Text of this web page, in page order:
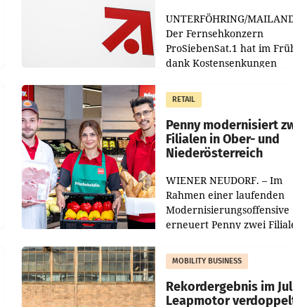
UNTERFÖHRING/
Der Fernsehkonzern
ProSiebenSat.1 hat im
dank Kostensenkungen
gemacht und die
Markterwartung deutlich
übertroffen.
RETAIL
Penny modernisiert
Filialen in Ober- und
Niederösterreich
WIENER NEUDORF. – Im
Rahmen einer laufenden
Modernisierungsoffensive
erneuert Penny zwei
Die beiden Standorte
Haag sowie im rund
MOBILITY BUSINESS
Rekordergebnis im
Leapmotor